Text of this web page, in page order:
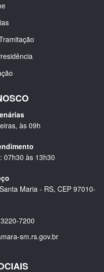
às 09h
07h30 às 13h30
Maria - RS, CEP 97010-
7200
sm.rs.gov.br